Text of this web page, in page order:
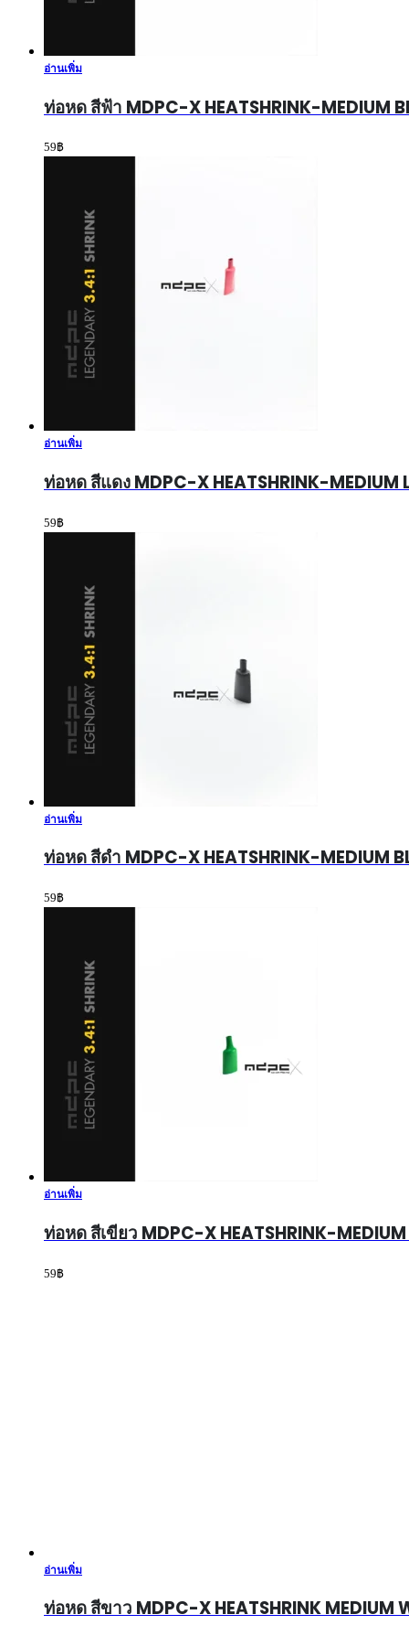
อ่านเพิ่ม
ท่อหด สีฟ้า MDPC-X HEATSHRINK-MEDIUM
59 ฿
อ่านเพิ่ม
ท่อหด สีแดง MDPC-X HEATSHRINK-MEDIUM
59฿
อ่านเพิ่ม
ท่อหด สีดำ MDPC-X HEATSHRINK-MEDIUM
59 ฿
อ่านเพิ่ม
ท่อหด สีเขียว MDPC-X HEATSHRINK-MEDIUM
59฿
อ่านเพิ่ม
ท่อหด สีขาว MDPC-X HEATSHRINK MEDIUM